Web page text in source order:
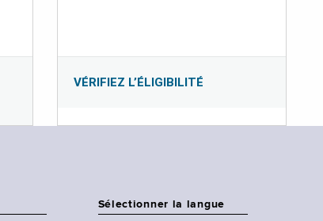
VÉRIFIEZ L’ÉLIGIBILITÉ
Sélectionner la langue